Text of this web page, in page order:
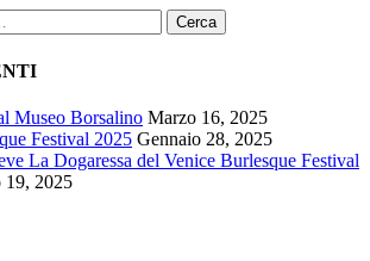
Museo Borsalino Marzo 16, 2025
Festival 2025 Gennaio 28, 2025
La Dogaressa del Venice Burlesque Festival
19, 2025